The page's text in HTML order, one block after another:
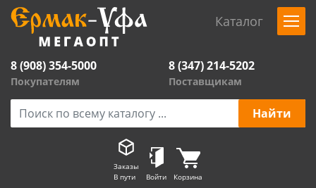
Каталог
8 (908) 354-5000
Покупателям
8 (347) 214-5202
Поставщикам
Заказы
В пути
Войти Корзина